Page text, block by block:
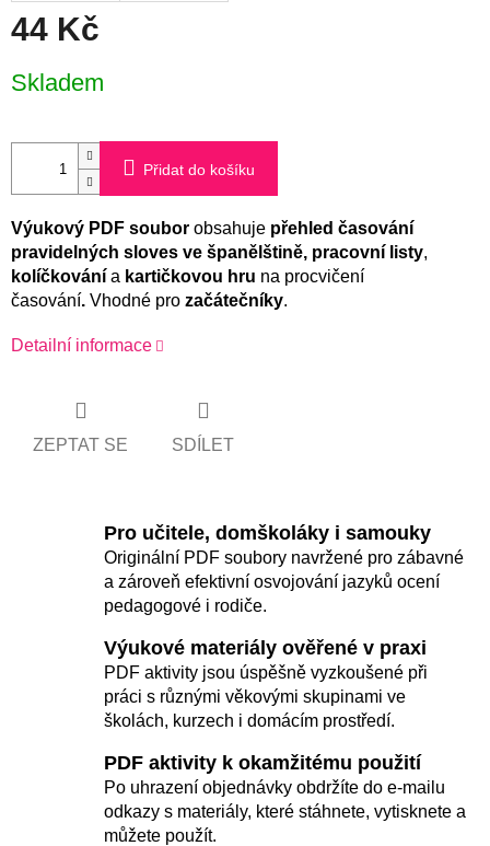
44 Kč
cena:
Skladem
Přidat do košíku
Výukový PDF soubor obsahuje přehled časování
pravidelných sloves ve španělštině, pracovní listy,
kolíčkování a kartičkovou hru na procvičení
časování. Vhodné pro začátečníky.
Detailní informace
ZEPTAT SE SDÍLET
Pro učitele, domškoláky i samouky
Originální PDF soubory navržené pro zábavné
a zároveň efektivní osvojování jazyků ocení
pedagogové i rodiče.
Výukové materiály ověřené v praxi
PDF aktivity jsou úspěšně vyzkoušené při
práci s různými věkovými skupinami ve
školách, kurzech i domácím prostředí.
PDF aktivity k okamžitému použití
Po uhrazení objednávky obdržíte do e-mailu
odkazy s materiály, které stáhnete, vytisknete a
můžete použít.